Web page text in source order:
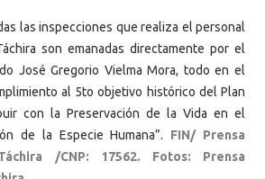
las inspecciones que realiza el personal
son emanadas directamente por el
José Gregorio Vielma Mora, todo en el
al 5to objetivo histórico del Plan
con la Preservación de la Vida en el
de la Especie Humana”. FIN/ Prensa
/CNP: 17562. Fotos: Prensa